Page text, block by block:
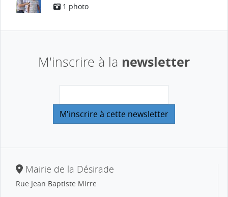
1 photo
M'inscrire à la newsletter
Mairie de la Désirade
Rue Jean Baptiste Mirre